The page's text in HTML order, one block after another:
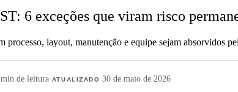
6 exceções que viram risco
processo, layout, manutenção e equipe sejam absorvidos
de leitura·ATUALIZADO 30 de maio de 2026